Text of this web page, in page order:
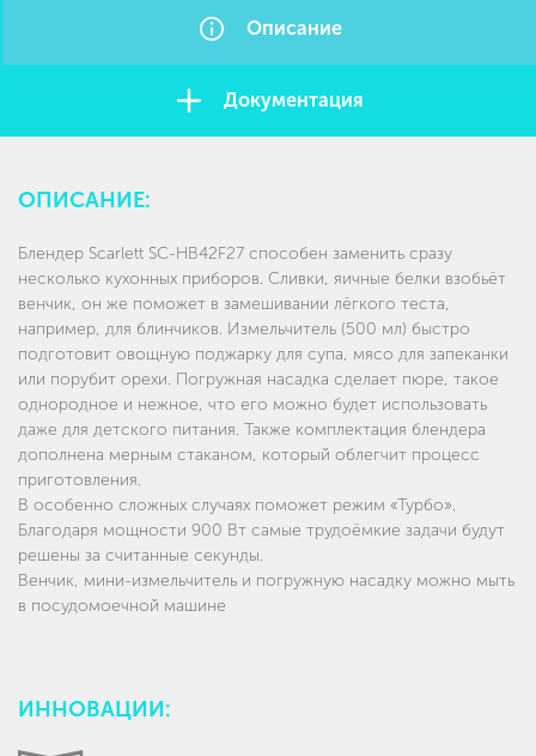
Описание
Документация
ОПИСАНИЕ:
Блендер Scarlett SC-HB42F27 способен заменить сразу
несколько кухонных приборов. Сливки, яичные белки взобьёт
венчик, он же поможет в замешивании лёгкого теста,
например, для блинчиков. Измельчитель (500 мл) быстро
подготовит овощную поджарку для супа, мясо для запеканки
или порубит орехи. Погружная насадка сделает пюре, такое
однородное и нежное, что его можно будет использовать
даже для детского питания. Также комплектация блендера
дополнена мерным стаканом, который облегчит процесс
приготовления.
В особенно сложных случаях поможет режим «Турбо».
Благодаря мощности 900 Вт самые трудоёмкие задачи будут
решены за считанные секунды.
Венчик, мини-измельчитель и погружную насадку можно мыть
в посудомоечной машине
ИННОВАЦИИ: